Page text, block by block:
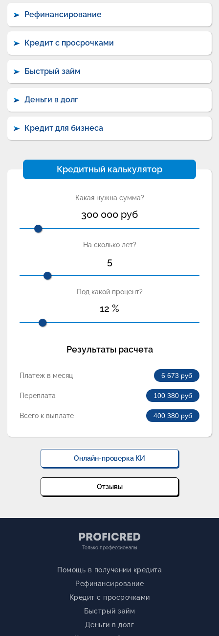
Рефинансирование
Кредит с просрочками
Быстрый займ
Деньги в долг
Кредит для бизнеса
Кредитный калькулятор
Какая нужна сумма?
300 000 руб
На сколько лет?
5
Под какой процент?
12 %
Результаты расчета
Платеж в месяц 6 673 руб
Переплата 100 380 руб
Всего к выплате 400 380 руб
Онлайн-проверка КИ
Отзывы
Только профессионалы
Помощь в получении кредита
Рефинансирование
Кредит с просрочками
Быстрый займ
Деньги в долг